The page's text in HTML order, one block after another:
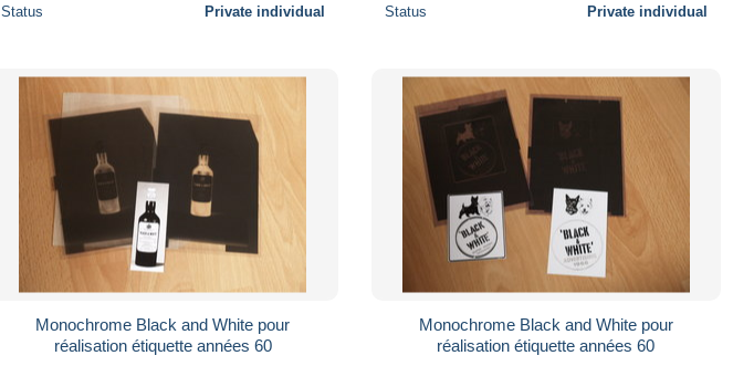
Status Private individual Status Private individual
Monochrome Black and White pour
réalisation étiquette années 60
Monochrome Black and White pour
réalisation étiquette années 60